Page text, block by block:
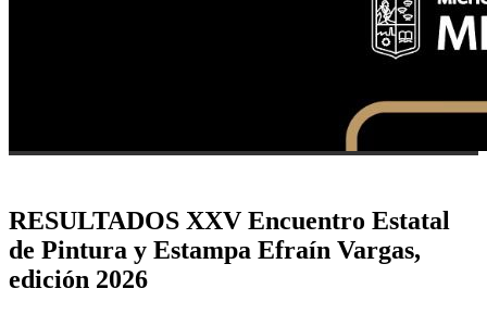
RESULTADOS XXV Encuentro Estatal
de Pintura y Estampa Efraín Vargas,
edición 2026